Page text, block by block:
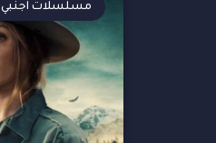
مسلسلات اجنبي